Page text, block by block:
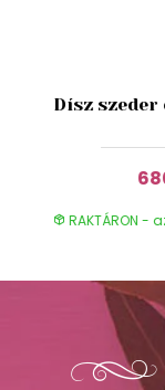
Dísz szeder
RAKTÁRON -